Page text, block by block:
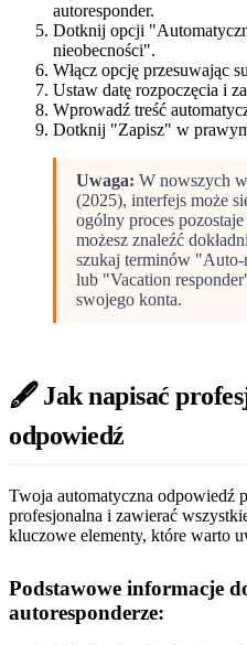
autoresponder.
Dotknij opcji
nieobecności".
Włącz opcję przesuwając
Ustaw datę rozpoczęcia i
Wprowadź treść
Dotknij "Zapisz" w
Uwaga: W nowszych
(2025), interfejs może
ogólny proces
możesz znaleźć
szukaj terminów
lub "Vacation
swojego konta.
🖋️ Jak napisać
odpowiedź
Twoja automatyczna odpowiedź
profesjonalna i zawierać
kluczowe elementy, które warto
Podstawowe informacje
autoresponderze: